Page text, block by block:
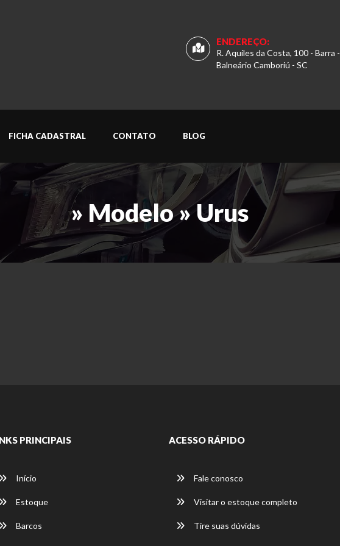
ENDEREÇO:
R. Aquiles da Costa, 100 - Barra -
Balneário Camboriú - SC
FICHA CADASTRAL CONTATO BLOG
» Modelo » Urus
PRINCIPAIS
Início
Estoque
Barcos
ACESSO RÁPIDO
Fale conosco
Visitar o estoque completo
Tire suas dúvidas